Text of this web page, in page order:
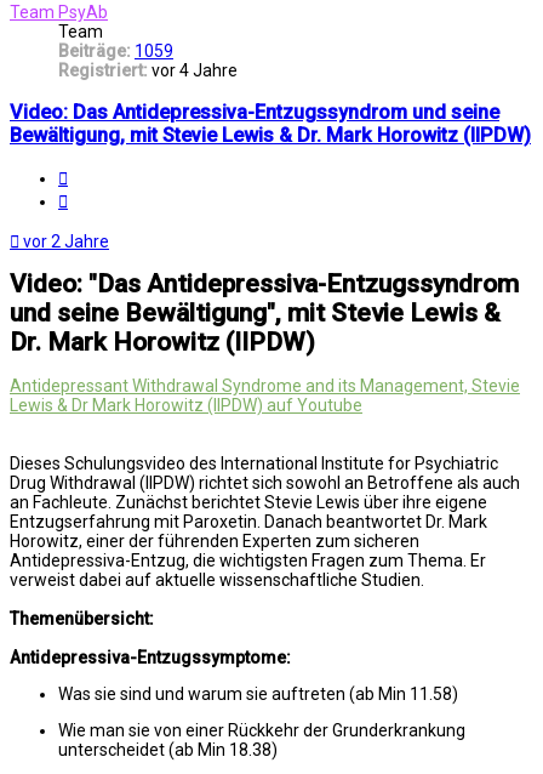
Team PsyAb
Team
Beiträge: 1059
Registriert: vor 4 Jahre
Video: Das Antidepressiva-Entzugssyndrom und seine
Bewältigung, mit Stevie Lewis & Dr. Mark Horowitz (IIPDW)
vor 2 Jahre
Video: "Das Antidepressiva-Entzugssyndrom
und seine Bewältigung", mit Stevie Lewis &
Dr. Mark Horowitz (IIPDW)
Antidepressant Withdrawal Syndrome and its Management, Stevie
Lewis & Dr Mark Horowitz (IIPDW) auf Youtube
Dieses Schulungsvideo des International Institute for Psychiatric
Drug Withdrawal (IIPDW) richtet sich sowohl an Betroffene als auch
an Fachleute. Zunächst berichtet Stevie Lewis über ihre eigene
Entzugserfahrung mit Paroxetin. Danach beantwortet Dr. Mark
Horowitz, einer der führenden Experten zum sicheren
Antidepressiva-Entzug, die wichtigsten Fragen zum Thema. Er
verweist dabei auf aktuelle wissenschaftliche Studien.
Themenübersicht:
Antidepressiva-Entzugssymptome:
Was sie sind und warum sie auftreten (ab Min 11.58)
Wie man sie von einer Rückkehr der Grunderkrankung
unterscheidet (ab Min 18.38)